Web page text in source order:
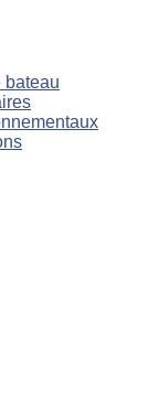
bateau